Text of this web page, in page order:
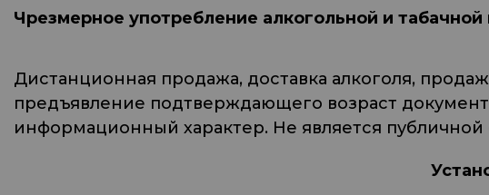
Чрезмерное употребление алкогольной и
Дистанционная продажа, доставка алкоголя,
предъявление подтверждающего возраст
информационный характер. Не является публичной